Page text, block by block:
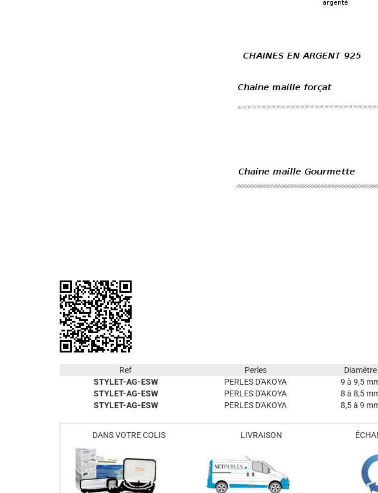
Ref Perles Diamètre
STYLET-AG-ESW
PERLES D'AKOYA 9 à 9,5
STYLET-AG-ESW
PERLES D'AKOYA 8 à 8,5
STYLET-AG-ESW
PERLES D'AKOYA 8,5 à 9
DANS VOTRE COLIS LIVRAISON